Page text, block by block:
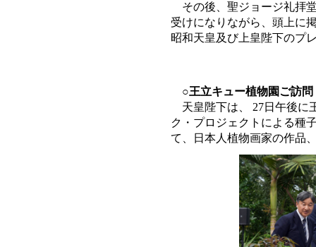
その後、聖ジョージ礼拝
受けになりながら、頭上に
昭和天皇及び上皇陛下のプ
○王立キュー植物園ご訪問
天皇陛下は、 27日午後に
ク・プロジェクトによる種
て、日本人植物画家の作品